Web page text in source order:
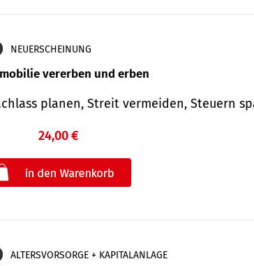
NEUERSCHEINUNG
vererben und erben
planen, Streit vermeiden, Steuern
24,00 €
ALTERSVORSORGE + KAPITALANLAGE